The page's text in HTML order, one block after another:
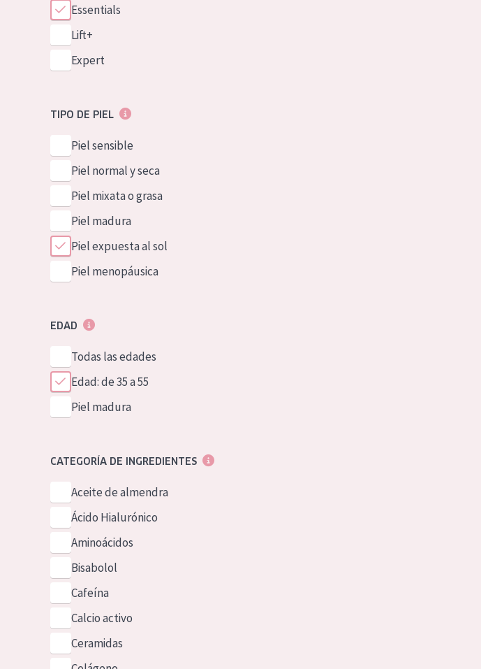
Essentials
Lift+
Expert
TIPO DE PIEL
Piel sensible
Piel normal y seca
Piel mixata o grasa
Piel madura
Piel expuesta al sol
Piel menopáusica
EDAD
Todas las edades
Edad: de 35 a 55
Piel madura
CATEGORÍA DE INGREDIENTES
Aceite de almendra
Ácido Hialurónico
Aminoácidos
Bisabolol
Cafeína
Calcio activo
Ceramidas